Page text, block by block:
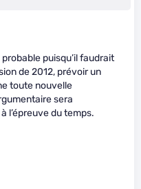
puisqu’il faudrait
de 2012, prévoir un
toute nouvelle
sera
l’épreuve du temps.